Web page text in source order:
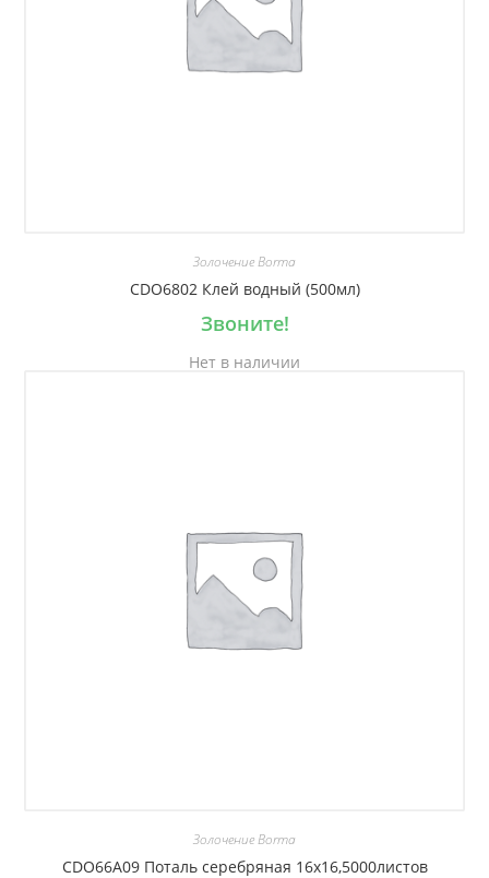
Золочение Borma
CDO6802 Клей водный (500мл)
Звоните!
Нет в наличии
Золочение Borma
CDO66A09 Поталь серебряная 16х16,5000листов